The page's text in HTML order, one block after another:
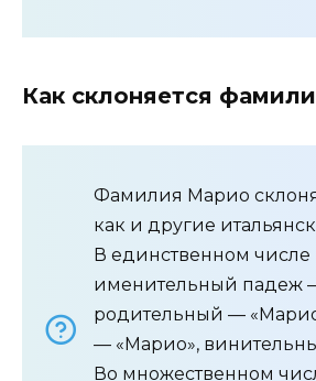
Как склоняется
Фамилия Марио
как и другие
В единственном числе
именительный падеж
родительный —
— «Марио»,
Во множественном